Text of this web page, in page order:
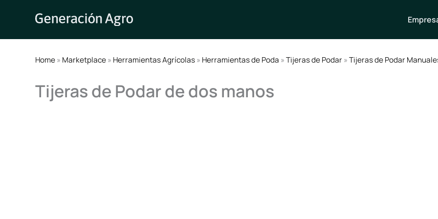
Home» Marketplace» Herramientas Agrícolas» Herramientas de Poda »Tijeras de Podar»Tijeras de Podar
Tijeras de Podar de dos manos